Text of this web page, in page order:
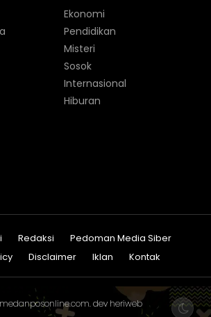
Ekonomi
Pendidikan
Misteri
Sosok
Internasional
Hiburan
Redaksi
Pedoman Media Siber
Disclaimer Iklan Kontak
medanposonline.com. dev heriweb